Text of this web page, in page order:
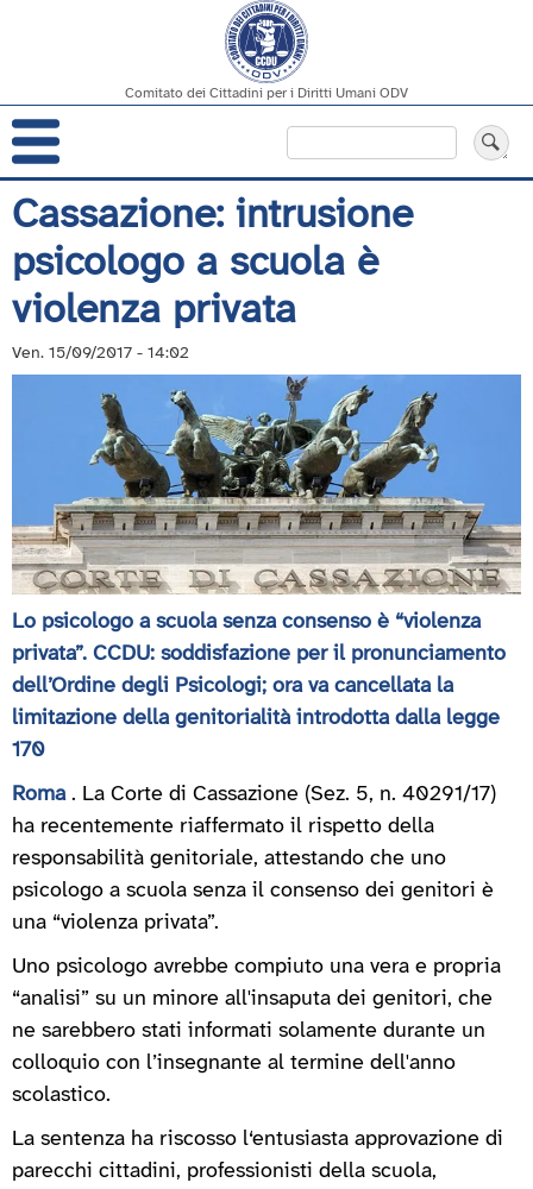
Salta
al
contenuto
principale
Comitato dei Cittadini per i Diritti Umani ODV
Navigazione
principale
Cassazione: intrusione
psicologo a scuola è
violenza privata
Ven. 15/09/2017 - 14:02
Lo psicologo a scuola senza consenso è “violenza
privata”. CCDU: soddisfazione per il pronunciamento
dell’Ordine degli Psicologi; ora va cancellata la
limitazione della genitorialità introdotta dalla legge
170
Roma . La Corte di Cassazione (Sez. 5, n. 40291/17)
ha recentemente riaffermato il rispetto della
responsabilità genitoriale, attestando che uno
psicologo a scuola senza il consenso dei genitori è
una “violenza privata”.
Uno psicologo avrebbe compiuto una vera e propria
“analisi” su un minore all'insaputa dei genitori, che
ne sarebbero stati informati solamente durante un
colloquio con l’insegnante al termine dell'anno
scolastico.
La sentenza ha riscosso l‘entusiasta approvazione di
parecchi cittadini, professionisti della scuola,